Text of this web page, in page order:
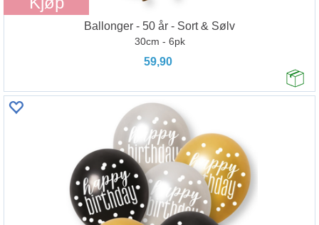
Ballonger - 50 år - Sort & Sølv
30cm - 6pk
59,90